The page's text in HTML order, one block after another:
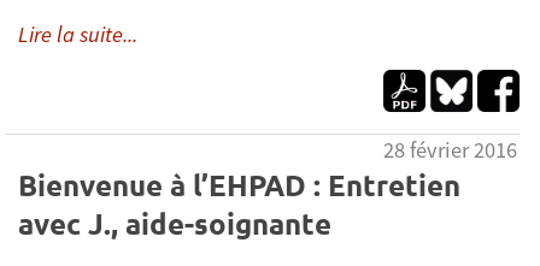
Lire la suite...
28 février 2016
Bienvenue à l’EHPAD : Entretien
avec J., aide-soignante